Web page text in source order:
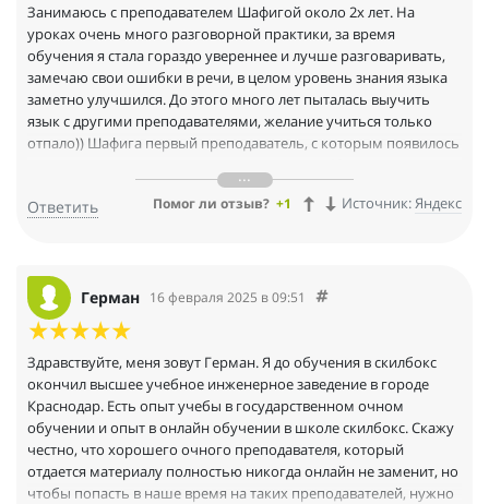
Занимаюсь с преподавателем Шафигой около 2х лет. На
уроках очень много разговорной практики, за время
обучения я стала гораздо увереннее и лучше разговаривать,
замечаю свои ошибки в речи, в целом уровень знания языка
заметно улучшился. До этого много лет пыталась выучить
язык с другими преподавателями, желание учиться только
отпало)) Шафига первый преподаватель, с которым появилось
занятия. Я стала запоминать много слов без «зубрежки»,
употребляю новые слова в речи, гораздо легче перевожу
Ответить Помог ли отзыв? +1 Источник:Яндекс
Герман 16 февраля 2025 в 09:51
Здравствуйте, меня зовут Герман. Я до обучения в скилбокс
окончил высшее учебное инженерное заведение в городе
Краснодар. Есть опыт учебы в государственном очном
обучении и опыт в онлайн обучении в школе скилбокс. Скажу
честно, что хорошего очного преподавателя, который
отдается материалу полностью никогда онлайн не заменит, но
чтобы попасть в наше время на таких преподавателей, нужно